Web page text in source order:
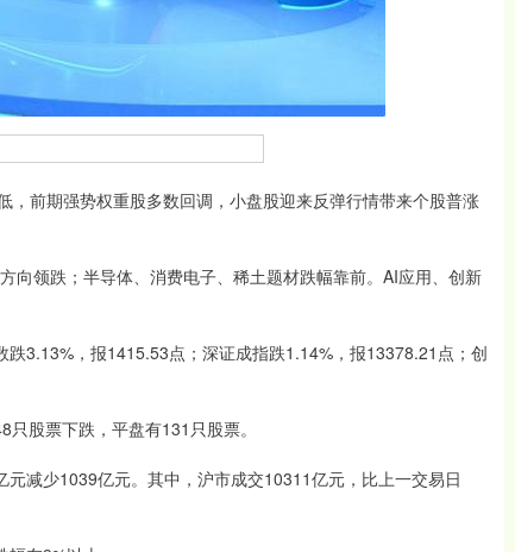
前期强势权重股多数回调，小盘股迎来反弹行情带来个股普涨
领跌；半导体、消费电子、稀土题材跌幅靠前。AI应用、创新
3.13%，报1415.53点；深证成指跌1.14%，报13378.21点；创
股票下跌，平盘有131只股票。
少1039亿元。其中，沪市成交10311亿元，比上一交易日
深证成指 14311.01 200.89